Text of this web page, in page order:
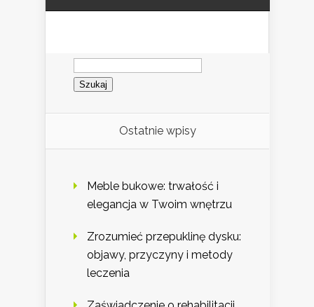
Szukaj:
Ostatnie wpisy
Meble bukowe: trwałość i
elegancja w Twoim wnętrzu
Zrozumieć przepuklinę dysku:
objawy, przyczyny i metody
leczenia